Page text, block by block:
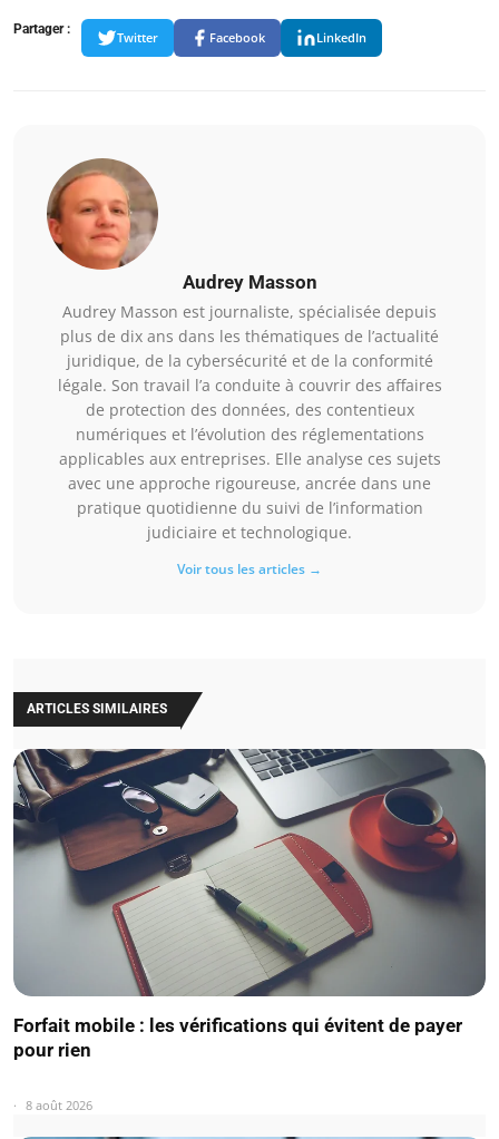
Partager :
Twitter Facebook LinkedIn
Audrey Masson
Audrey Masson est journaliste, spécialisée depuis
plus de dix ans dans les thématiques de l’actualité
juridique, de la cybersécurité et de la conformité
légale. Son travail l’a conduite à couvrir des affaires
de protection des données, des contentieux
numériques et l’évolution des réglementations
applicables aux entreprises. Elle analyse ces sujets
avec une approche rigoureuse, ancrée dans une
pratique quotidienne du suivi de l’information
judiciaire et technologique.
Voir tous les articles →
ARTICLES SIMILAIRES
Forfait mobile : les vérifications qui évitent de payer
pour rien
8 août 2026